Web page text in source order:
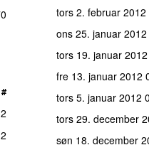
#
2
tors 2. februar 2012
ons 25. januar 2012
tors 19. januar 2012
fre 13. januar 2012
tors 5. januar 2012
tors 29. december
søn 18. december